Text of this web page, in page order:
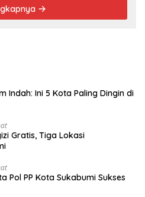
Indah: Ini 5 Kota Paling Dingin di
Gratis, Tiga Lokasi
Pol PP Kota Sukabumi Sukses